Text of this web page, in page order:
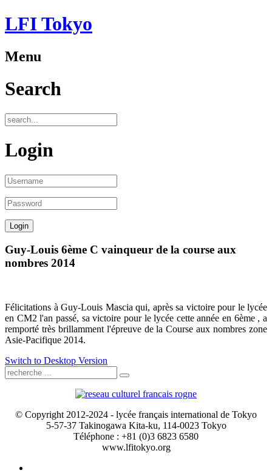
LFI Tokyo
Menu
Search
Login
Guy-Louis 6ème C vainqueur de la course aux
nombres 2014
Félicitations à Guy-Louis Mascia qui, après sa victoire pour le lycée
en CM2 l'an passé, sa victoire pour le lycée cette année en 6ème , a
remporté très brillamment l'épreuve de la Course aux nombres zone
Asie-Pacifique 2014.
Switch to Desktop Version
© Copyright 2012-2024 - lycée français international de Tokyo
5-57-37 Takinogawa Kita-ku, 114-0023 Tokyo
Téléphone : +81 (0)3 6823 6580
www.lfitokyo.org